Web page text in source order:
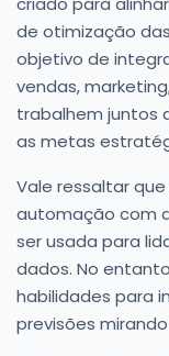
de otimização
objetivo de
vendas,
trabalhem juntos
as metas
Vale ressaltar
automação com
ser usada para
dados. No
habilidades para
previsões